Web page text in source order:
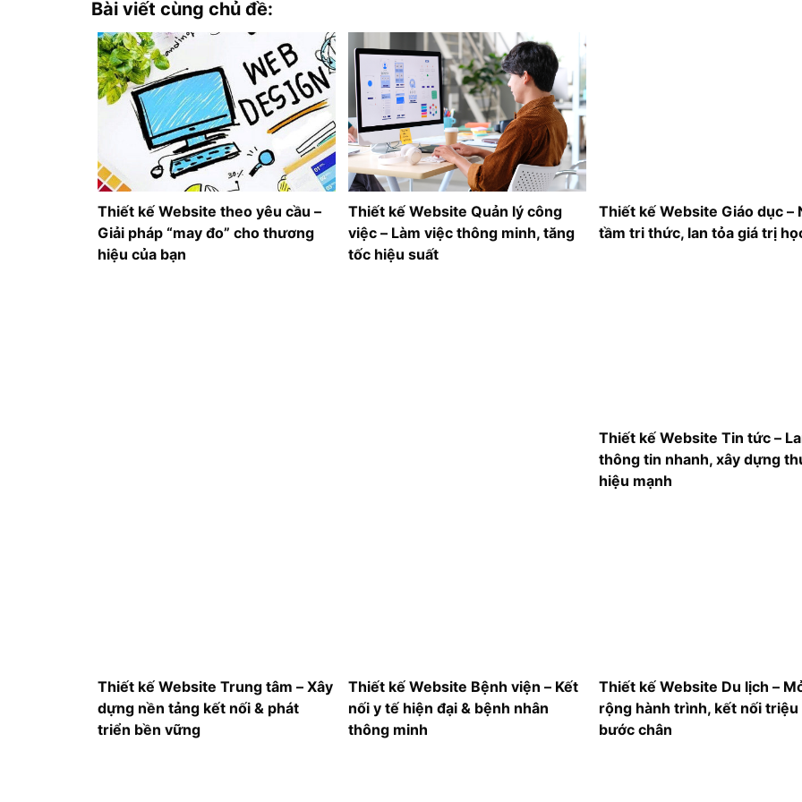
Bài viết cùng chủ đề:
Thiết kế Website theo yêu cầu –
Giải pháp “may đo” cho thương
hiệu của bạn
Thiết kế Website Quản lý công
việc – Làm việc thông minh, tăng
tốc hiệu suất
Thiết kế Website Giáo dục –
tầm tri thức, lan tỏa giá trị
Thiết kế Website Tin tức –
thông tin nhanh, xây dựng
hiệu mạnh
Thiết kế Website Trung tâm – Xây
dựng nền tảng kết nối & phát
triển bền vững
Thiết kế Website Bệnh viện – Kết
nối y tế hiện đại & bệnh nhân
thông minh
Thiết kế Website Du lịch –
rộng hành trình, kết nối triệu
bước chân